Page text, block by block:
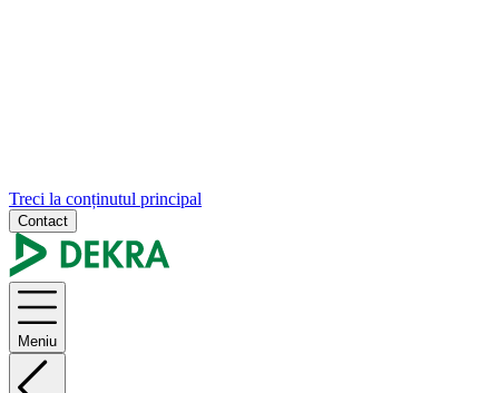
Treci la conținutul principal
Contact
Meniu